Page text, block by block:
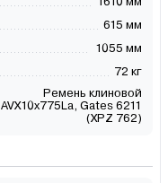
615 мм
1055 мм
72 кг
Ремень клиновой
AVX10x775La, Gates 6211
(XPZ 762)